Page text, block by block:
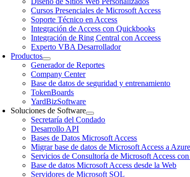
Cursos Presenciales de Microsoft Access
Soporte Técnico en Access
Integración de Access con Quickbooks
Integración de Ring Central con Acceess
Experto VBA Desarrollador
Productos
Generador de Reportes
Company Center
Base de datos de seguridad y entrenamiento
TokenBoards
YardBizSoftware
Soluciones de Software
Secretaría del Condado
Desarrollo API
Bases de Datos Microsoft Access
Migrar base de datos de Microsoft Access a
Servicios de Consultoría de Microsoft Access
Base de datos Microsoft Access desde la Web
Servidores de Microsoft SQL